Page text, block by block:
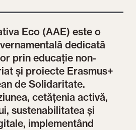
Eco (AAE) este o
dedicată
prin educație non-
și proiecte Erasmus+
de Solidaritate.
cetățenia activă,
sustenabilitatea și
implementând